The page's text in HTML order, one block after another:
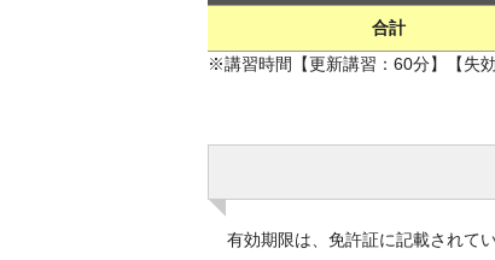
合計
※講習時間【更新講習：60分】【失
有効期限は、免許証に記載されてい